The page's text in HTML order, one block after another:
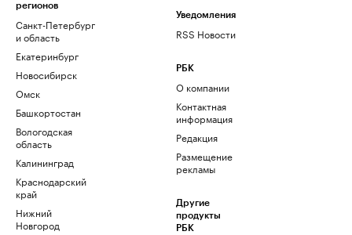
регионов
Санкт-Петербург
и область
Екатеринбург
Новосибирск
Омск
Башкортостан
Вологодская
область
Калининград
Краснодарский
край
Нижний
Новгород
Уведомления
RSS Новости
РБК
О компании
Контактная
информация
Редакция
Размещение
рекламы
Другие
продукты
РБК